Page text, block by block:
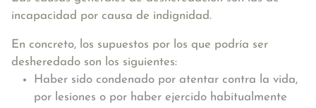
incapacidad por causa de indignidad.
En concreto, los supuestos por los que podría ser
desheredado son los siguientes:
Haber sido condenado por atentar contra la vida,
por lesiones o por haber ejercido habitualmente